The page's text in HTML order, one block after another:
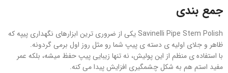
جمع‌ بندی
Savinelli Pipe Stem Polish یکی از ضروری‌ ترین ابزارهای نگهداری پیپه که
ظاهر و جلای اولیه‌ ی دسته‌ ی پیپ شما رو مثل روز اول برمی‌ گردونه.
با استفاده‌ ی منظم از این پولیش، نه‌ تنها زیبایی پیپ حفظ میشه، بلکه عمر
مفید استم هم به شکل چشمگیری افزایش پیدا می‌ کنه.